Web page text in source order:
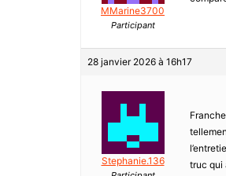
MMarine3700
Participant
28 janvier 2026 à 16h17
Stephanie.136
truc qui